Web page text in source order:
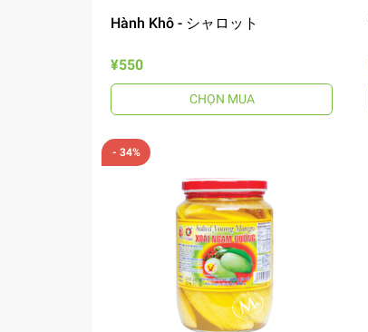
Hành Khô - シャロット
¥550
CHỌN MUA
- 34%